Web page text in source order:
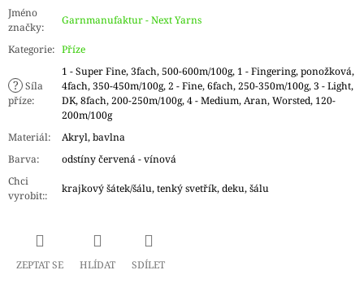
Jméno
značky:
Garnmanufaktur - Next Yarns
Kategorie: Příze
? Síla
příze:
1 - Super Fine, 3fach, 500-600m/100g, 1 - Fingering, ponožková,
4fach, 350-450m/100g, 2 - Fine, 6fach, 250-350m/100g, 3 - Light,
DK, 8fach, 200-250m/100g, 4 - Medium, Aran, Worsted, 120-
200m/100g
Materiál:
Akryl, bavlna
Barva:
odstíny červená - vínová
Chci
vyrobit::
krajkový šátek/šálu, tenký svetřík, deku, šálu
ZEPTAT SE HLÍDAT SDÍLET